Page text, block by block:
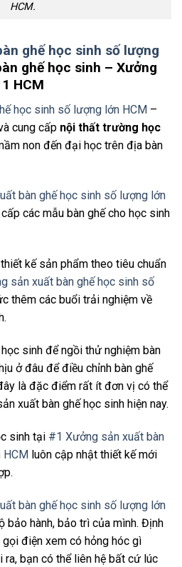
HCM.
ghế học sinh số lượng
ghế học sinh – Xưởng
HCM
học sinh số lượng lớn HCM –
cung cấp nội thất trường học
non đến đại học trên địa bàn
bàn ghế học sinh số lượng lớn
các mẫu bàn ghế cho học sinh
kế sản phẩm theo tiêu chuẩn
sản xuất bàn ghế học sinh số
thêm các buổi trải nghiệm về
sinh để ngồi thử nghiệm bàn
ở đâu để điều chỉnh bàn ghế
là đặc điểm rất ít đơn vị có thể
xuất bàn ghế học sinh hiện nay.
sinh tại #1 Xưởng sản xuất bàn
HCM luôn cập nhật thiết kế mới
bàn ghế học sinh số lượng lớn
bảo hành, bảo trì của mình. Định
điện xem có hỏng hóc gì
bạn có thể liên hệ bất cứ lúc